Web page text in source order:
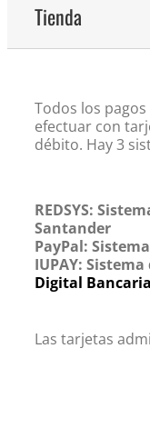
Tienda
Todos los
efectuar con
débito. Hay 3
REDSYS:
Santander
PayPal:
IUPAY:
Digital Bancaria
Las tarjetas